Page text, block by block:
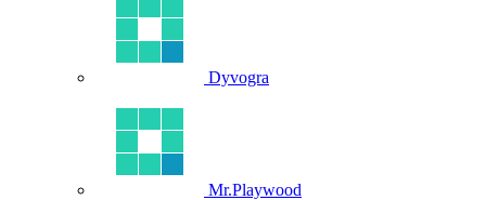
Dyvogra
Mr.Playwood